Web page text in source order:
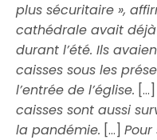
plus sécuritaire »,
cathédrale avait
durant l’été. Ils
caisses sous les
l’entrée de l’église.
caisses sont aussi
la pandémie. […]